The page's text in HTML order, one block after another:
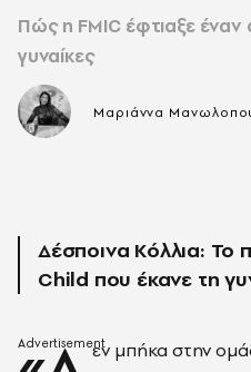
Πώς η FMIC έφτιαξε
γυναίκες
Μαριάννα
Δέσποινα Κόλλια: Το
Child που έκανε τη
εν μπήκα στην